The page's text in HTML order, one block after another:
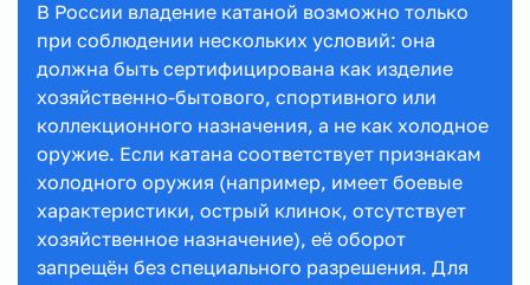
В России владение катаной возможно только
при соблюдении нескольких условий: она
должна быть сертифицирована как изделие
хозяйственно-бытового, спортивного или
коллекционного назначения, а не как холодное
оружие. Если катана соответствует признакам
холодного оружия (например, имеет боевые
характеристики, острый клинок, отсутствует
хозяйственное назначение), её оборот
запрещён без специального разрешения. Для